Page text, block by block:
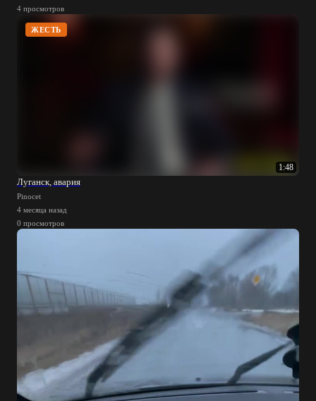
4 просмотров
ЖЕСТЬ
1:48
Луганск, авария
Pinocet
4 месяца назад
0 просмотров